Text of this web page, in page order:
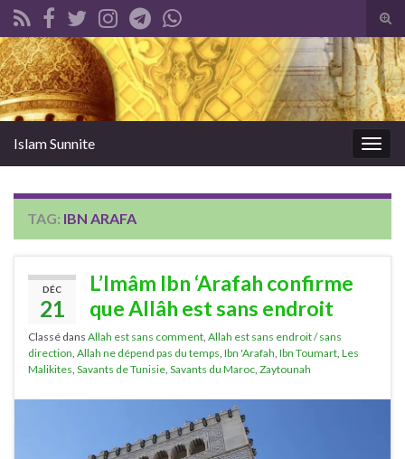
Search for:
Islam Sunnite
TAG: IBN ARAFA
DÉC
21
L’Imâm Ibn ‘Arafah confirme
que Allâh est sans endroit
Classé dans Allah est sans comment Allah est sans endroit / sans
direction Allah ne dépend pas du temps Ibn 'Arafah Ibn Toumart Les
Malikites Savants de Tunisie Savants du Maroc Zaytounah